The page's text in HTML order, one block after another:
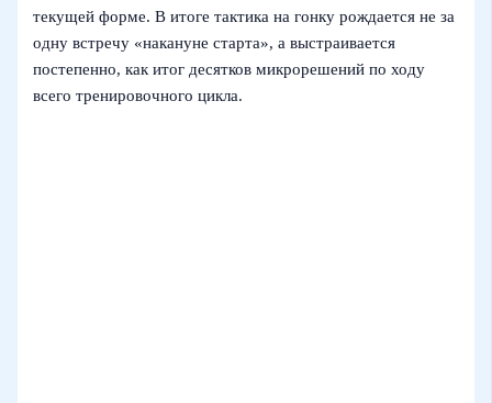
текущей форме. В итоге тактика на гонку рождается не за
одну встречу «накануне старта», а выстраивается
постепенно, как итог десятков микрорешений по ходу
всего тренировочного цикла.